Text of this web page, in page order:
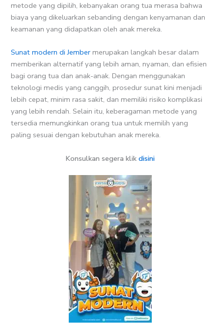
metode yang dipilih, kebanyakan orang tua merasa bahwa
biaya yang dikeluarkan sebanding dengan kenyamanan dan
keamanan yang didapatkan oleh anak mereka.
Sunat modern di Jember merupakan langkah besar dalam
memberikan alternatif yang lebih aman, nyaman, dan efisien
bagi orang tua dan anak-anak. Dengan menggunakan
teknologi medis yang canggih, prosedur sunat kini menjadi
lebih cepat, minim rasa sakit, dan memiliki risiko komplikasi
yang lebih rendah. Selain itu, keberagaman metode yang
tersedia memungkinkan orang tua untuk memilih yang
paling sesuai dengan kebutuhan anak mereka.
Konsulkan segera klik disini